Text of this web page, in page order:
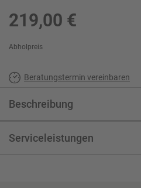
219,00 €
Abholpreis
Beratungstermin vereinbaren
Beschreibung
Serviceleistungen